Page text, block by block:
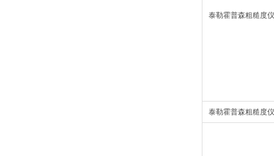
泰勒霍普森粗糙度
泰勒霍普森粗糙度